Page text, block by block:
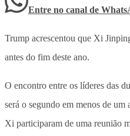
Entre no canal de
Trump acrescentou que Xi
antes do fim deste ano.
O encontro entre os líderes das
será o segundo em menos de
Xi participaram de uma reunião